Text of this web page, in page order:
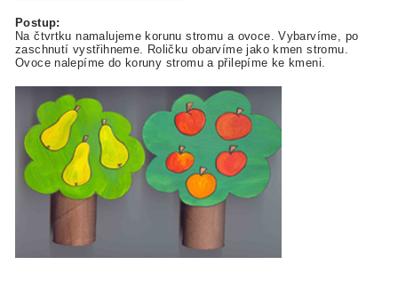
Postup:
Na čtvrtku namalujeme korunu stromu a ovoce. Vybarvíme, po
zaschnutí vystřihneme. Roličku obarvíme jako kmen stromu.
Ovoce nalepíme do koruny stromu a přilepíme ke kmeni.